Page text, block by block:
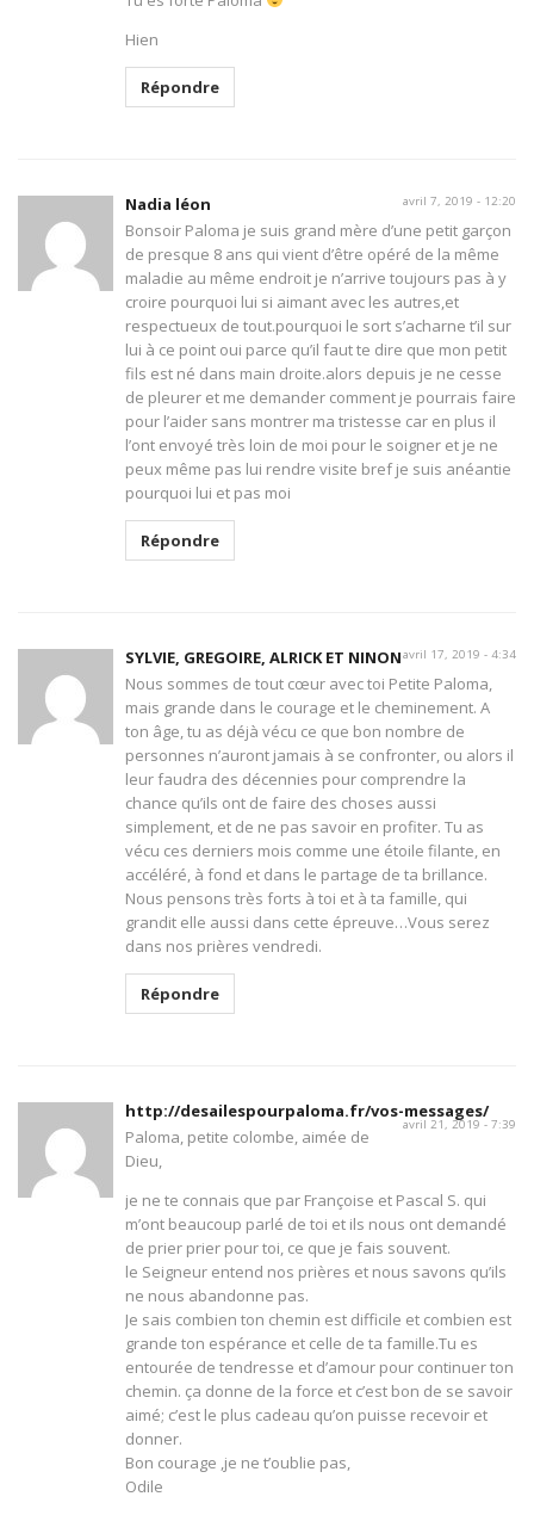
Hien
Répondre
Nadia léon avril 7, 2019 - 12:20
Bonsoir Paloma je suis grand mère d’une petit garçon
de presque 8 ans qui vient d’être opéré de la même
maladie au même endroit je n’arrive toujours pas à y
croire pourquoi lui si aimant avec les autres,et
respectueux de tout.pourquoi le sort s’acharne t’il sur
lui à ce point oui parce qu’il faut te dire que mon petit
fils est né dans main droite.alors depuis je ne cesse
de pleurer et me demander comment je pourrais faire
pour l’aider sans montrer ma tristesse car en plus il
l’ont envoyé très loin de moi pour le soigner et je ne
peux même pas lui rendre visite bref je suis anéantie
pourquoi lui et pas moi
Répondre
SYLVIE, GREGOIRE, ALRICK ET NINONavril 17, 2019 - 4:34
Nous sommes de tout cœur avec toi Petite Paloma,
mais grande dans le courage et le cheminement. A
ton âge, tu as déjà vécu ce que bon nombre de
personnes n’auront jamais à se confronter, ou alors il
leur faudra des décennies pour comprendre la
chance qu’ils ont de faire des choses aussi
simplement, et de ne pas savoir en profiter. Tu as
vécu ces derniers mois comme une étoile filante, en
accéléré, à fond et dans le partage de ta brillance.
Nous pensons très forts à toi et à ta famille, qui
grandit elle aussi dans cette épreuve…Vous serez
dans nos prières vendredi.
Répondre
http://desailespourpaloma.fr/vos-messages/
avril 21, 2019 - 7:39
Paloma, petite colombe, aimée de
Dieu,
je ne te connais que par Françoise et Pascal S. qui
m’ont beaucoup parlé de toi et ils nous ont demandé
de prier prier pour toi, ce que je fais souvent.
le Seigneur entend nos prières et nous savons qu’ils
ne nous abandonne pas.
Je sais combien ton chemin est difficile et combien est
grande ton espérance et celle de ta famille.Tu es
entourée de tendresse et d’amour pour continuer ton
chemin. ça donne de la force et c’est bon de se savoir
aimé; c’est le plus cadeau qu’on puisse recevoir et
donner.
Bon courage ,je ne t’oublie pas,
Odile